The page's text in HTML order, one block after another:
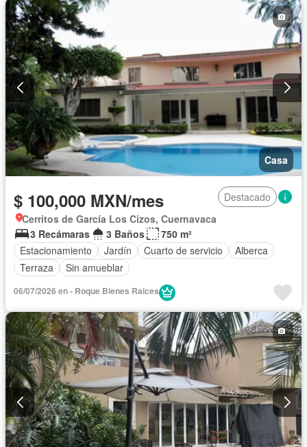
Casa
$ 100,000 MXN/mes
Destacado
Cerritos de García Los Cizos, Cuernavaca
3 Recámaras
3 Baños
750 m²
Estacionamiento
Jardín Cuarto de servicio
Alberca
Terraza
Sin amueblar
06/07/2026 en - Roque Bienes Raices